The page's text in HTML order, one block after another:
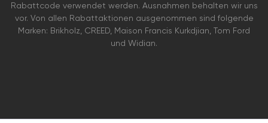
Rabattcode verwendet werden. Ausnahmen behalten wir uns
vor. Von allen Rabattaktionen ausgenommen sind folgende
Marken: Brikholz, CREED, Maison Francis Kurkdjian, Tom Ford
und Widian.